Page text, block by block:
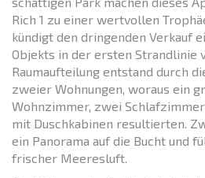
Rich 1 zu einer wertvollen
kündigt den dringenden Verkauf
Objekts in der ersten Strandlinie
Raumaufteilung entstand durch
zweier Wohnungen, woraus ein
Wohnzimmer, zwei
mit Duschkabinen resultierten.
ein Panorama auf die Bucht und
frischer Meeresluft.